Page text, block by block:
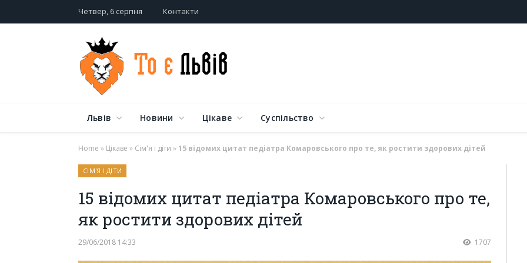
Четвер, 6 серпня Контакти
Львів Новини Цікаве Суспільство
Home » Цікаве » Сім'я і діти » 15 відомих цитат педіатра Комаровського про те, як ростити здорових дітей
СІМ'Я І ДІТИ
15 відомих цитат педіатра Комаровського про те,
як ростити здорових дітей
29/06/2018 14:33 1707